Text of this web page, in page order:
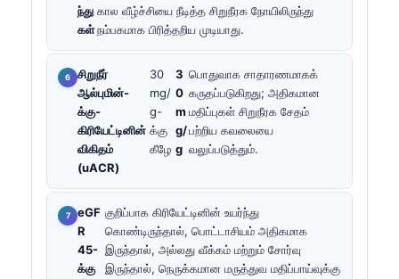
ந்து
கள்
கால வீழ்ச்சியை நீடித்த சிறுநீரக நோயிலிருந்து
நம்பகமாக பிரித்தறிய முடியாது.
சிறுநீர்
ஆல்புமின்-
க்கு-
கிரியேட்டினின்
விகிதம்
(uACR)
30
mg/
g-
க்கு
கீழே
3
0
m
g/
g
பொதுவாக சாதாரணமாகக்
கருதப்படுகிறது; அதிகமான
மதிப்புகள் சிறுநீரக சேதம்
பற்றிய கவலையை
வலுப்படுத்தும்.
eGF
R
45-
க்கு
குறிப்பாக கிரியேட்டினின் உயர்ந்து
கொண்டிருந்தால், பொட்டாசியம் அதிகமாக
இருந்தால், அல்லது வீக்கம் மற்றும் சோர்வு
இருந்தால், நெருக்கமான மருத்துவ மதிப்பாய்வுக்கு